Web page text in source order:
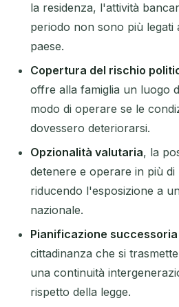
la residenza, l'attività
periodo non sono più legati
paese.
Copertura del rischio
offre alla famiglia un luogo
modo di operare se le
dovessero deteriorarsi.
Opzionalità valutaria, la
detenere e operare in più di
riducendo l'esposizione a
nazionale.
Pianificazione
cittadinanza che si
una continuità
rispetto della legge.